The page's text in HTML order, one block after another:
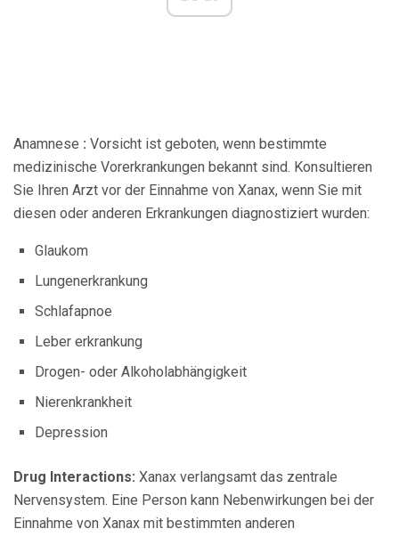
Anamnese : Vorsicht ist geboten, wenn bestimmte
medizinische Vorerkrankungen bekannt sind. Konsultieren
Sie Ihren Arzt vor der Einnahme von Xanax, wenn Sie mit
diesen oder anderen Erkrankungen diagnostiziert wurden:
Glaukom
Lungenerkrankung
Schlafapnoe
Leber erkrankung
Drogen- oder Alkoholabhängigkeit
Nierenkrankheit
Depression
Drug Interactions: Xanax verlangsamt das zentrale
Nervensystem. Eine Person kann Nebenwirkungen bei der
Einnahme von Xanax mit bestimmten anderen